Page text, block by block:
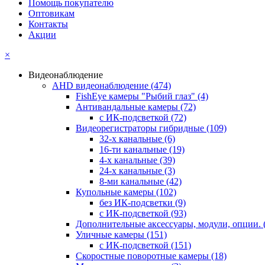
Помощь покупателю
Оптовикам
Контакты
Акции
×
Видеонаблюдение
AHD видеонаблюдение (474)
FishEye камеры "Рыбий глаз" (4)
Антивандальные камеры (72)
с ИК-подсветкой (72)
Видеорегистраторы гибридные (109)
32-х канальные (6)
16-ти канальные (19)
4-х канальные (39)
24-х канальные (3)
8-ми канальные (42)
Купольные камеры (102)
без ИК-подсветки (9)
с ИК-подсветкой (93)
Дополнительные аксессуары, модули, опции.
Уличные камеры (151)
с ИК-подсветкой (151)
Скоростные поворотные камеры (18)